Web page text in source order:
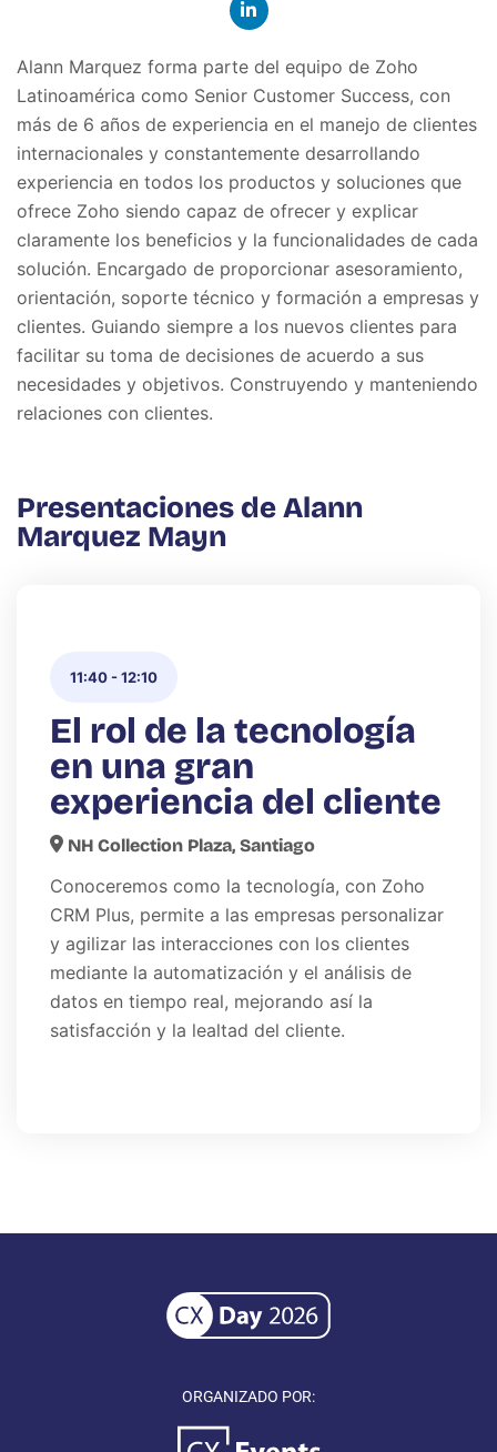
Alann Marquez forma parte del equipo de Zoho
Latinoamérica como Senior Customer Success, con
más de 6 años de experiencia en el manejo de clientes
internacionales y constantemente desarrollando
experiencia en todos los productos y soluciones que
ofrece Zoho siendo capaz de ofrecer y explicar
claramente los beneficios y la funcionalidades de cada
solución. Encargado de proporcionar asesoramiento,
orientación, soporte técnico y formación a empresas y
clientes. Guiando siempre a los nuevos clientes para
facilitar su toma de decisiones de acuerdo a sus
necesidades y objetivos. Construyendo y manteniendo
relaciones con clientes.
Presentaciones de Alann
Marquez Mayn
11:40 -12:10
El rol de la tecnología
en una gran
experiencia del cliente
NH Collection Plaza, Santiago
Conoceremos como la tecnología, con Zoho
CRM Plus, permite a las empresas personalizar
y agilizar las interacciones con los clientes
mediante la automatización y el análisis de
datos en tiempo real, mejorando así la
satisfacción y la lealtad del cliente.
ORGANIZADO POR: